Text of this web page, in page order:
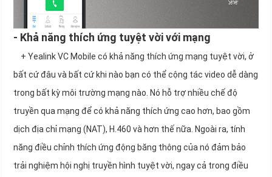
- Khả năng thích ứng tuyệt vời với mạng
+ Yealink VC Mobile có khả năng thích ứng mạng tuyệt vời, ở
bất cứ đâu và bất cứ khi nào bạn có thể cộng tác video dễ dàng
trong bất kỳ môi trường mạng nào. Nó hỗ trợ nhiều chế độ
truyền qua mạng để có khả năng thích ứng cao hơn, bao gồm
dịch địa chỉ mạng (NAT), H.460 và hơn thế nữa. Ngoài ra, tính
năng điều chỉnh thích ứng động băng thông của nó đảm bảo
trải nghiệm hội nghị truyền hình tuyệt vời, ngay cả trong điều